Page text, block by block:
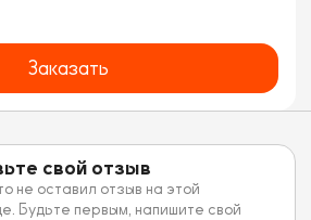
Заказать
свой отзыв
не оставил отзыв на этой
Будьте первым, напишите свой